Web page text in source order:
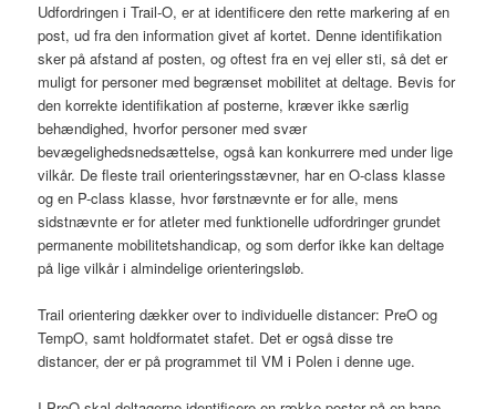
Udfordringen i Trail-O, er at identificere den rette markering af en
post, ud fra den information givet af kortet. Denne identifikation
sker på afstand af posten, og oftest fra en vej eller sti, så det er
muligt for personer med begrænset mobilitet at deltage. Bevis for
den korrekte identifikation af posterne, kræver ikke særlig
behændighed, hvorfor personer med svær
bevægelighedsnedsættelse, også kan konkurrere med under lige
vilkår. De fleste trail orienteringsstævner, har en O-class klasse
og en P-class klasse, hvor førstnævnte er for alle, mens
sidstnævnte er for atleter med funktionelle udfordringer grundet
permanente mobilitetshandicap, og som derfor ikke kan deltage
på lige vilkår i almindelige orienteringsløb.
Trail orientering dækker over to individuelle distancer: PreO og
TempO, samt holdformatet stafet. Det er også disse tre
distancer, der er på programmet til VM i Polen i denne uge.